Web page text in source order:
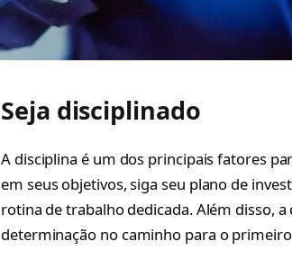
Seja disciplinado
A disciplina é um dos principais fatores
em seus objetivos, siga seu plano de
rotina de trabalho dedicada. Além disso,
determinação no caminho para o